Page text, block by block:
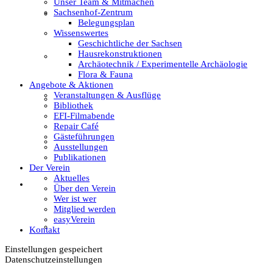
Kultur und Bildung
Plattdeutsch
Sachsenhof
Textil
Sachsenhof
Über den Sachsenhof
Sachsenhof-Zentrum
Belegungsplan
Wissenswertes
Geschichtliche der Sachsen
Hausrekonstruktionen
Archäotechnik / Experimentelle Archäologie
Flora & Fauna
Angebote & Aktionen
Veranstaltungen & Ausflüge
Bibliothek
EFI-Filmabende
Repair Café
Gästeführungen
Ausstellungen
Publikationen
Der Verein
Aktuelles
Über den Verein
Wer ist wer
Mitglied werden
easyVerein
Kontakt
Einstellungen gespeichert
Datenschutzeinstellungen